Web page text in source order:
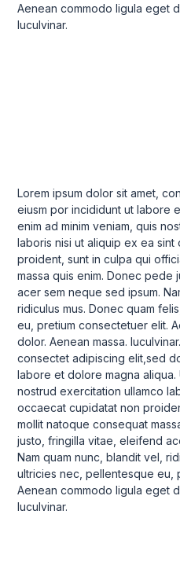
Aenean commodo ligula eget
luculvinar.
Lorem ipsum dolor sit amet,
eiusm por incididunt ut labore
enim ad minim veniam, quis
laboris nisi ut aliquip ex ea
proident, sunt in culpa qui
massa quis enim. Donec pede
acer sem neque sed ipsum.
ridiculus mus. Donec quam
eu, pretium consectetuer elit.
dolor. Aenean massa.
consectet adipiscing elit,sed
labore et dolore magna aliqua.
nostrud exercitation ullamco
occaecat cupidatat non
mollit natoque consequat
justo, fringilla vitae, eleifend
Nam quam nunc, blandit vel,
ultricies nec, pellentesque eu,
Aenean commodo ligula eget
luculvinar.